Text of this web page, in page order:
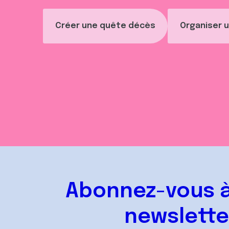
Créer une quête décès Organiser
Abonnez-vous